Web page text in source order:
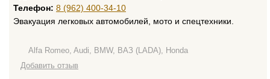
Телефон: 8 (962) 400-34-10
Эвакуация легковых автомобилей, мото и спецтехники.
Alfa Romeo, Audi, BMW, ВАЗ (LADA), Honda
Добавить отзыв